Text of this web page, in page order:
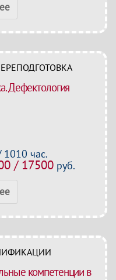
Дефектология
час.
/ 17500 руб.
компетенции в